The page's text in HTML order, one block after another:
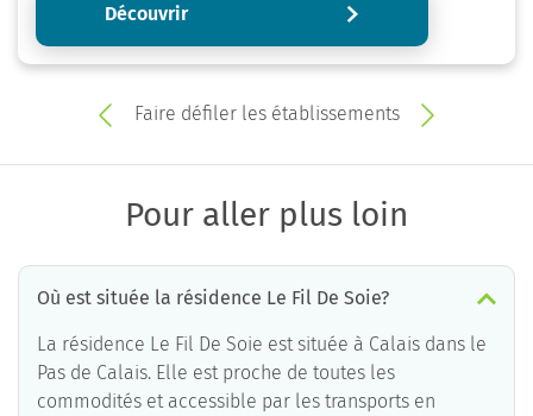
Découvrir
Faire défiler les établissements
Pour aller plus loin
Où est située la résidence Le Fil De Soie?
La résidence Le Fil De Soie est située à Calais dans le
Pas de Calais. Elle est proche de toutes les
commodités et accessible par les transports en